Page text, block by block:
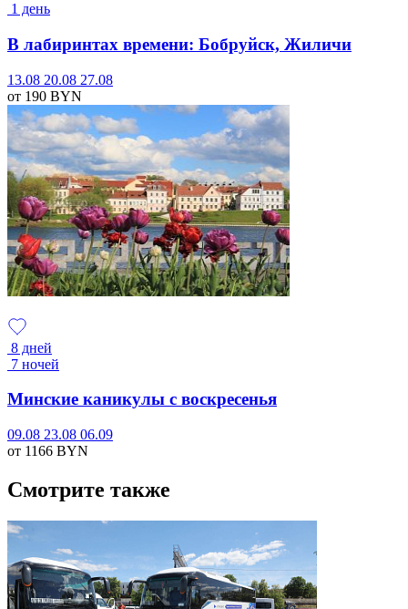
1 день
В лабиринтах времени: Бобруйск, Жиличи
13.08 20.08 27.08
от 190 BYN
8 дней
7 ночей
Минские каникулы с воскресенья
09.08 23.08 06.09
от 1166 BYN
Смотрите также